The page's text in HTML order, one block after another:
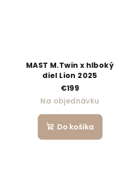
MAST M.Twin x hlboký
diel Lion 2025
€199
Na objednávku
Do košíka